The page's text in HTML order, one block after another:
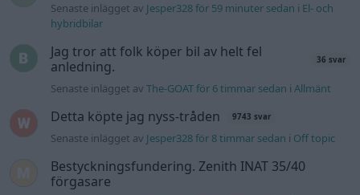
Senaste inlägget av Jesper328 för 59 minuter sedan i El- och
hybridbilar
Jag tror att folk köper bil av helt fel
anledning.
36 svar
Senaste inlägget avThe-GOAT för 6 timmar sedan iAllmänt
Detta köpte jag nyss-tråden 9743 svar
Senaste inlägget av Jesper328 för 8 timmar sedan i Off topic
Bestyckningsfundering. Zenith INAT 35/40
förgasare